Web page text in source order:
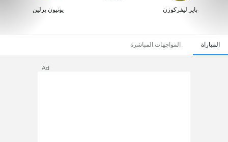
باير ليفركوزن يونيون برلين
المباراة المواجهات المباشرة
Ad